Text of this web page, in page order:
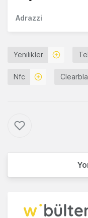
Adrazzi
Yenilikler
Nfc